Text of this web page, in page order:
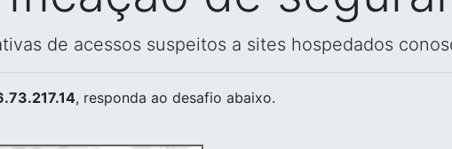
de acessos suspeitos a sites hospedados
, responda ao desafio abaixo.